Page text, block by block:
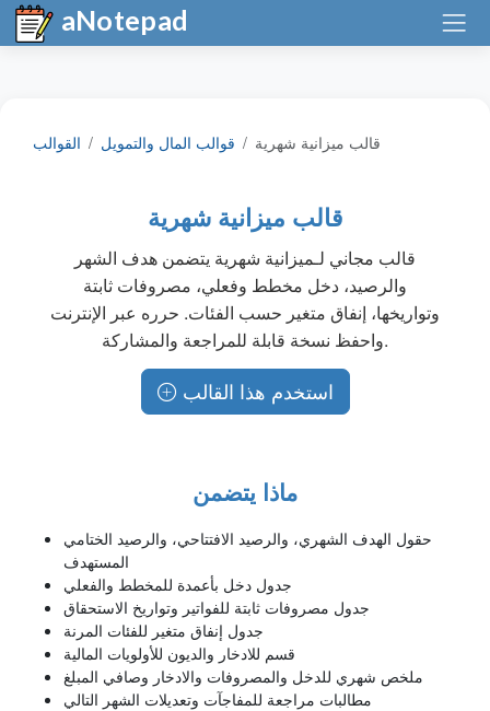
aNotepad
القوالب قوالب المال والتمويل قالب ميزانية شهرية
قالب ميزانية شهرية
قالب مجاني لـميزانية شهرية يتضمن هدف الشهر
والرصيد، دخل مخطط وفعلي، مصروفات ثابتة
وتواريخها، إنفاق متغير حسب الفئات. حرره عبر الإنترنت
واحفظ نسخة قابلة للمراجعة والمشاركة.
استخدم هذا القالب
ماذا يتضمن
حقول الهدف الشهري، والرصيد الافتتاحي، والرصيد الختامي
المستهدف
جدول دخل بأعمدة للمخطط والفعلي
جدول مصروفات ثابتة للفواتير وتواريخ الاستحقاق
جدول إنفاق متغير للفئات المرنة
قسم للادخار والديون للأولويات المالية
ملخص شهري للدخل والمصروفات والادخار وصافي المبلغ
مطالبات مراجعة للمفاجآت وتعديلات الشهر التالي